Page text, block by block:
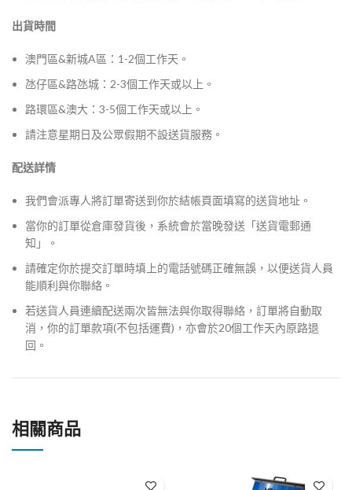
出貨時間
澳門區&新城A區：1-2個工作天。
氹仔區&路氹城：2-3個工作天或以上。
路環區&澳大：3-5個工作天或以上。
請注意星期日及公眾假期不設送貨服務。
配送詳情
我們會派專人將訂單寄送到你於結帳頁面填寫的送貨地址。
當你的訂單從倉庫發貨後，系統會於當晚發送「送貨電郵通
知」。
請確定你於提交訂單時填上的電話號碼正確無誤，以便送貨人員
能順利與你聯絡。
若送貨人員連續配送兩次皆無法與你取得聯絡，訂單將自動取
消，你的訂單款項(不包括運費)，亦會於20個工作天內原路退
回。
相關商品